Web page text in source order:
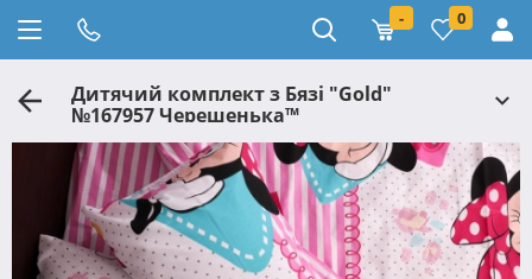
- 0
Дитячий комплект з Бязі "Gold"
№167957 Черешенька™